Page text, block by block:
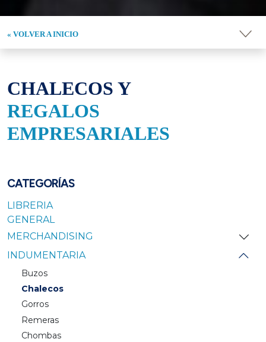
« VOLVER A INICIO
CHALECOS Y
REGALOS
EMPRESARIALES
CATEGORÍAS
LIBRERIA
GENERAL
MERCHANDISING
INDUMENTARIA
Buzos
Chalecos
Gorros
Remeras
Chombas